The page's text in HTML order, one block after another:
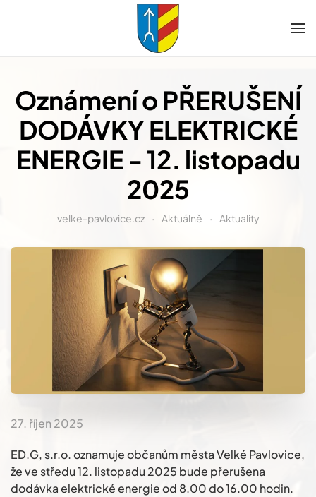
Přejít na hlavní obsah
Oznámení o PŘERUŠENÍ
DODÁVKY ELEKTRICKÉ
ENERGIE - 12. listopadu
2025
velke-pavlovice.cz Aktuálně Aktuality
27. říjen 2025
ED.G, s.r.o. oznamuje občanům města Velké Pavlovice,
že ve středu 12. listopadu 2025 bude přerušena
dodávka elektrické energie od 8.00 do 16.00 hodin.